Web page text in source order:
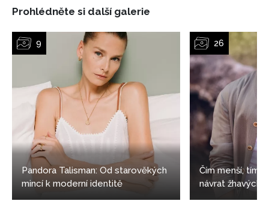
NEWSLETTER
ODESLAT
Přihlášením k newsletteru souhlasíte s
Obchodními
podmínkami společnosti BurdaMedia Extra s.r.o.a
potvrzujete, že jste se seznámili se
Zásadami
ochrany soukromí- BurdaMedia Extra s.r.o. bude s
Vašimi údaji pracovat zejména k organizaci a
vyhodnocení akce a zasílání novinek.
Prohlédněte si další galerie
Pandora Talisman: Od starověkých
mincí k moderní identitě
Čím menší, tím
návrat žhavých